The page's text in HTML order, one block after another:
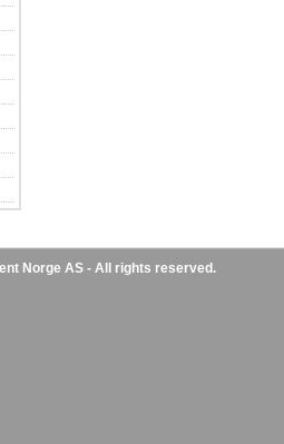
Norge AS - All rights reserved.